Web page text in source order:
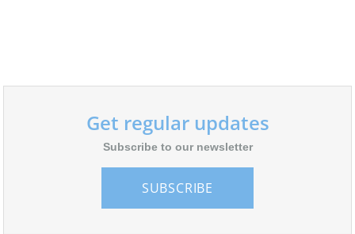
Get regular updates
Subscribe to our newsletter
SUBSCRIBE